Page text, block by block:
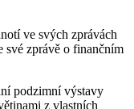
ve svých zprávách
své zprávě o finančním
podzimní výstavy
z vlastních